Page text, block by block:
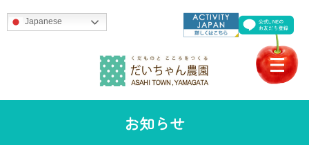
Japanese
お知らせ